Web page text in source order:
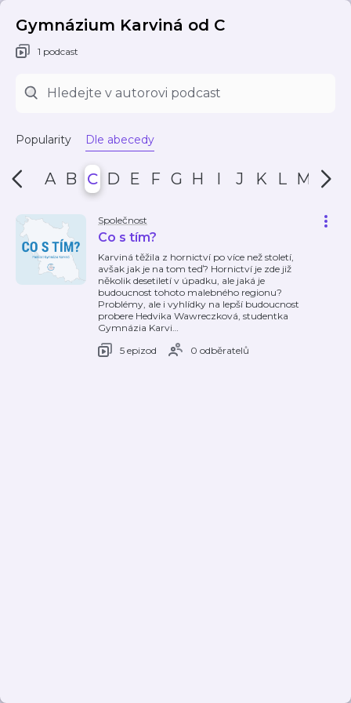
Gymnázium Karviná od C
1 podcast
Popularity Dle abecedy
A B C D E F G H I J K L M N
Společnost
Co s tím?
Karviná těžila z hornictví po více než století,
avšak jak je na tom teď? Hornictví je zde již
několik desetiletí v úpadku, ale jaká je
budoucnost tohoto malebného regionu?
Problémy, ale i vyhlídky na lepší budoucnost
probere Hedvika Wawreczková, studentka
Gymnázia Karvi…
5 epizod
0 odběratelů